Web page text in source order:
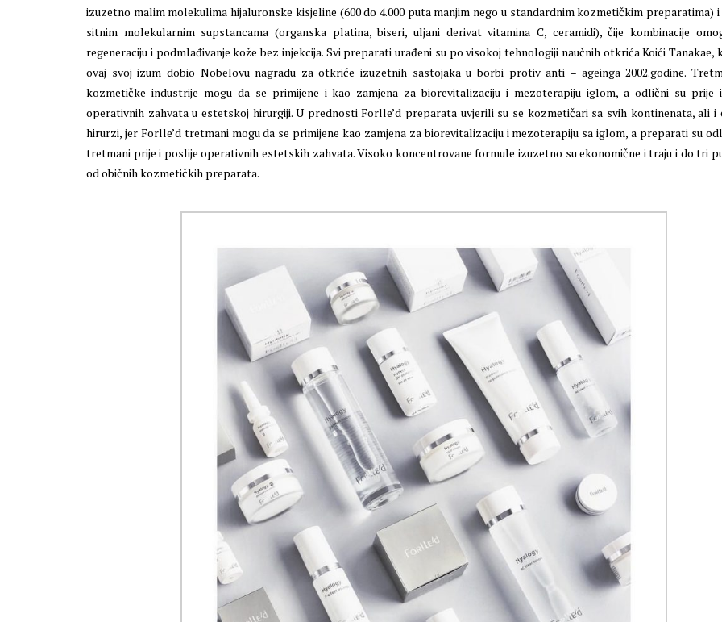
izuzetno malim molekulima hijaluronske kisjeline (600 do 4.000 puta manjim nego u standardnim kozmetičkim preparatima)
sitnim molekularnim supstancama (organska platina, biseri, uljani derivat vitamina C, ceramidi), čije kombinacije
regeneraciju i podmlađivanje kože bez injekcija. Svi preparati urađeni su po visokoj tehnologiji naučnih otkrića Koići Tanakae,
ovaj svoj izum dobio Nobelovu nagradu za otkriće izuzetnih sastojaka u borbi protiv anti – ageinga 2002.godine.
kozmetičke industrije mogu da se primijene i kao zamjena za biorevitalizaciju i mezoterapiju iglom, a odlični su prije
operativnih zahvata u estetskoj hirurgiji. U prednosti Forlle’d preparata uvjerili su se kozmetičari sa svih kontinenata, ali i
hirurzi, jer Forlle’d tretmani mogu da se primijene kao zamjena za biorevitalizaciju i mezoterapiju sa iglom, a preparati su
tretmani prije i poslije operativnih estetskih zahvata. Visoko koncentrovane formule izuzetno su ekonomične i traju i do tri
od običnih kozmetičkih preparata.